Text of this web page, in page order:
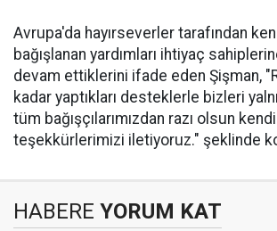
Avrupa'da hayırseverler tarafından
bağışlanan yardımları ihtiyaç
devam ettiklerini ifade eden Şişman,
kadar yaptıkları desteklerle bizleri
tüm bağışçılarımızdan razı olsun
teşekkürlerimizi iletiyoruz." şeklinde
HABERE YORUM KAT